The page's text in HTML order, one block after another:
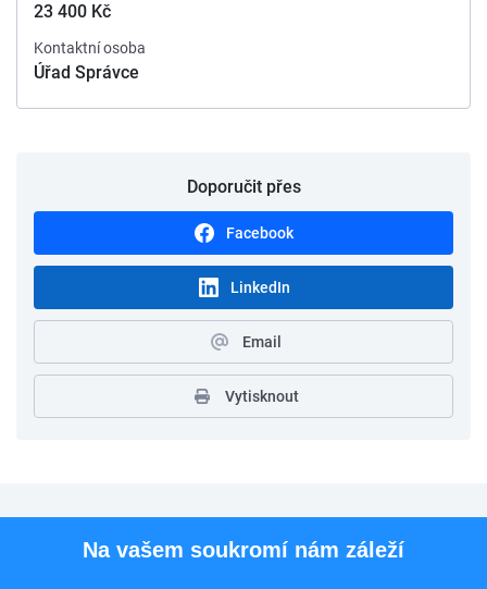
23 400 Kč
Kontaktní osoba
Úřad Správce
Doporučit přes
Facebook
LinkedIn
Email
Vytisknout
Pro uchazečeNa vašem soukromí nám záleží